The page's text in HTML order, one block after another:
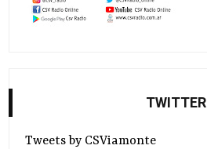
TWITTER
Tweets by CSViamonte